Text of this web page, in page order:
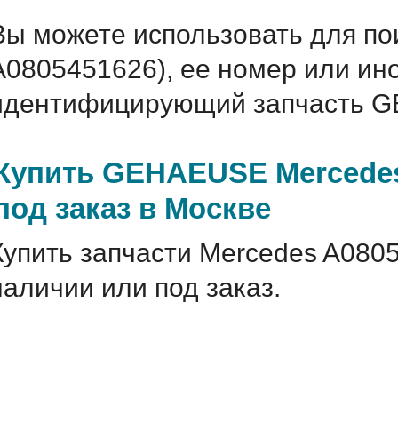
можете использовать для
ее номер или
запчасть
GEHAEUSE
заказ в Москве
запчасти Mercedes
или под заказ.